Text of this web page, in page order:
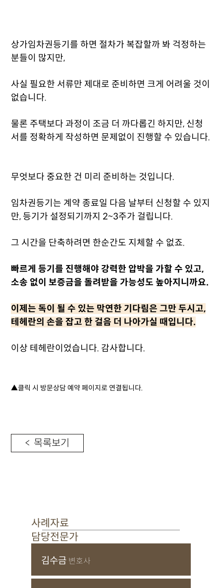
상가임차권등기를 하면 절차가 복잡할까 봐 걱정하는
분들이 많지만,
사실 필요한 서류만 제대로 준비하면 크게 어려울 것이
없습니다.
물론 주택보다 과정이 조금 더 까다롭긴 하지만, 신청
서를 정확하게 작성하면 문제없이 진행할 수 있습니다.
무엇보다 중요한 건 미리 준비하는 것입니다.
임차권등기는 계약 종료일 다음 날부터 신청할 수 있지
만, 등기가 설정되기까지 2~3주가 걸립니다.
그 시간을 단축하려면 한순간도 지체할 수 없죠.
빠르게 등기를 진행해야 강력한 압박을 가할 수 있고,
소송 없이 보증금을 돌려받을 가능성도 높아지니까요.
이제는 독이 될 수 있는 막연한 기다림은 그만 두시고,
테헤란의 손을 잡고 한 걸음 더 나아가실 때입니다.
이상 테헤란이었습니다. 감사합니다.
▲클릭 시 방문상담 예약 페이지로 연결됩니다.
< 목록보기
사례자료
담당전문가
김수금 변호사